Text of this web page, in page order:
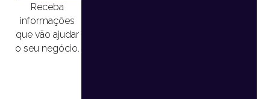
Receba
informações
que vão ajudar
o seu negócio.